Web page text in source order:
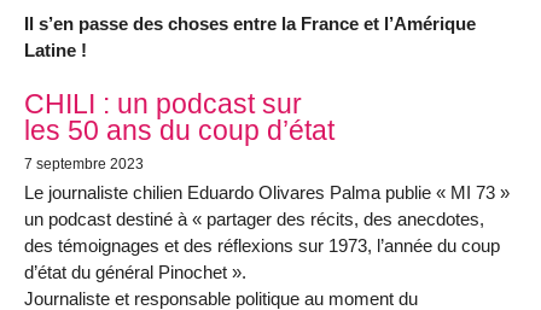
Il s’en passe des choses entre la France et l’Amérique
Latine !
Articles les plus récents
CHILI : un podcast sur
les 50 ans du coup d’état
7 septembre 2023
Le journaliste chilien Eduardo Olivares Palma publie « MI 73 »
un podcast destiné à « partager des récits, des anecdotes,
des témoignages et des réflexions sur 1973, l’année du coup
d’état du général Pinochet ».
Journaliste et responsable politique au moment du